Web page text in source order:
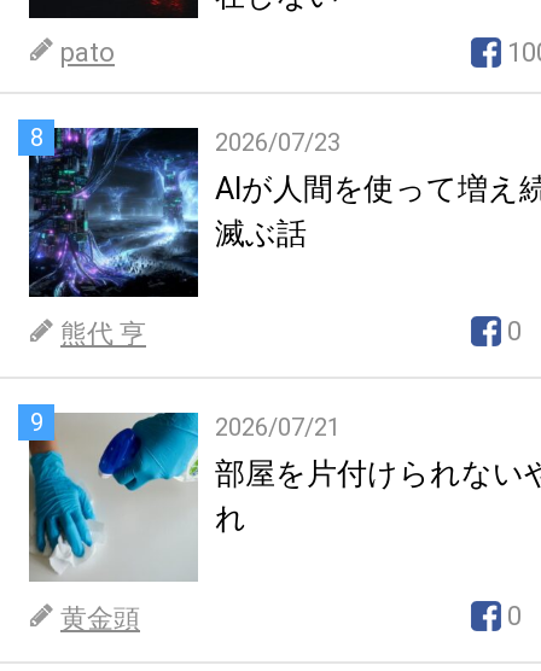
pato
8 2026/07/23
AIが人間を使って増え
滅ぶ話
熊代 亨 0
9 2026/07/21
部屋を片付けられない
れ
黄金頭 0